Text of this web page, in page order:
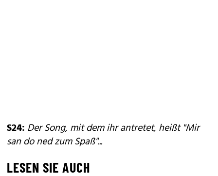
S24: Der Song, mit dem ihr antretet, heißt "Mir
san do ned zum Spaß"...
LESEN SIE AUCH